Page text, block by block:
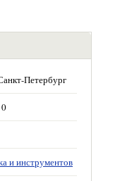
Петербург
и инструментов